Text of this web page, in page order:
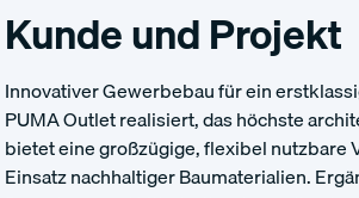
Kunde und Projekt
Innovativer Gewerbebau für ein
PUMA Outlet realisiert, das höchste
bietet eine großzügige, flexibel nutzbare
Einsatz nachhaltiger Baumaterialien.